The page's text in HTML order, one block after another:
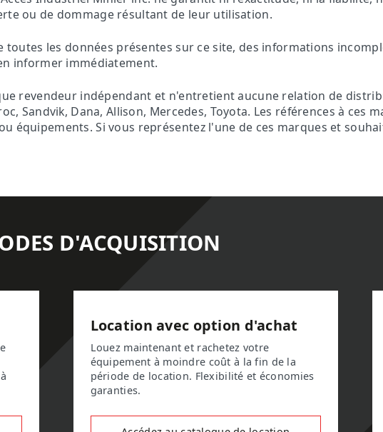
ou de dommage résultant de leur utilisation.
toutes les données présentes sur ce site, des informations
informer immédiatement.
revendeur indépendant et n'entretient aucune relation de
Sandvik, Dana, Allison, Mercedes, Toyota. Les références à ces
équipements. Si vous représentez l'une de ces marques et
D'ACQUISITION
Location avec option d'achat
Louez maintenant et rachetez votre
équipement à moindre coût à la fin de la
période de location. Flexibilité et économies
garanties.